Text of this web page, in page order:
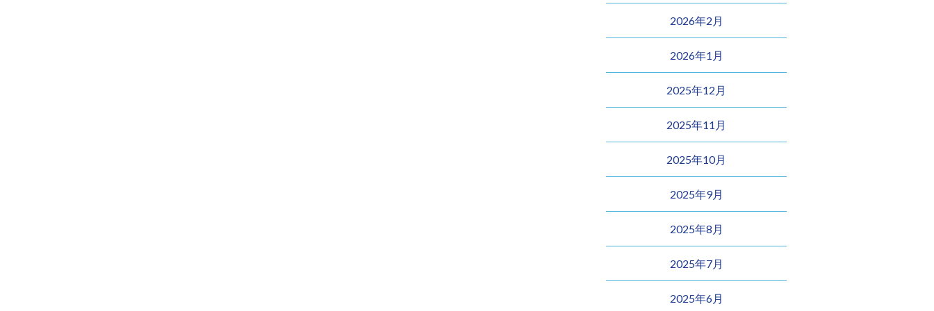
2026年2月
2026年1月
2025年12月
2025年11月
2025年10月
2025年9月
2025年8月
2025年7月
2025年6月